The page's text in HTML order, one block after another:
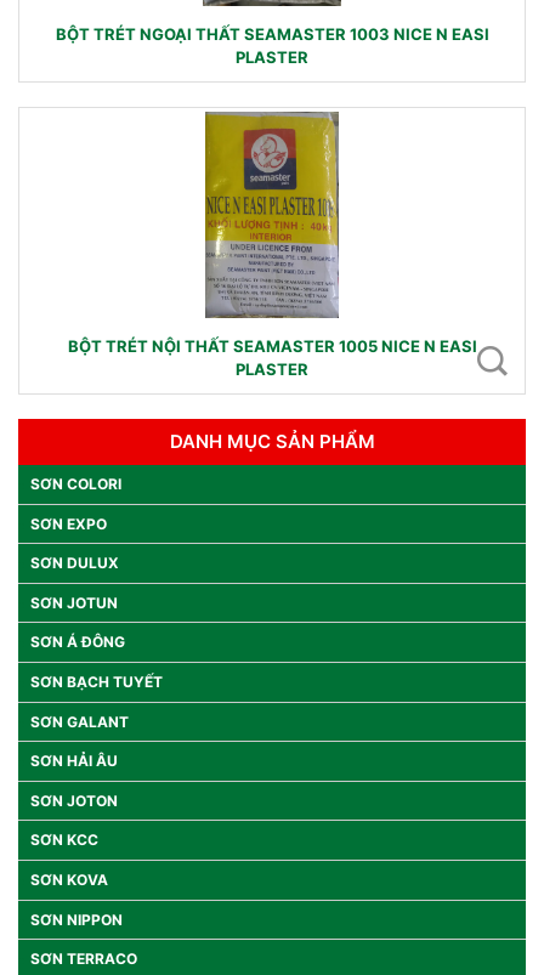
BỘT TRÉT NGOẠI THẤT SEAMASTER 1003 NICE N EASI
PLASTER
BỘT TRÉT NỘI THẤT SEAMASTER 1005 NICE N EASI
PLASTER
DANH MỤC SẢN PHẨM
SƠN COLORI
SƠN EXPO
SƠN DULUX
SƠN JOTUN
SƠN Á ĐÔNG
SƠN BẠCH TUYẾT
SƠN GALANT
SƠN HẢI ÂU
SƠN JOTON
SƠN KCC
SƠN KOVA
SƠN NIPPON
SƠN TERRACO